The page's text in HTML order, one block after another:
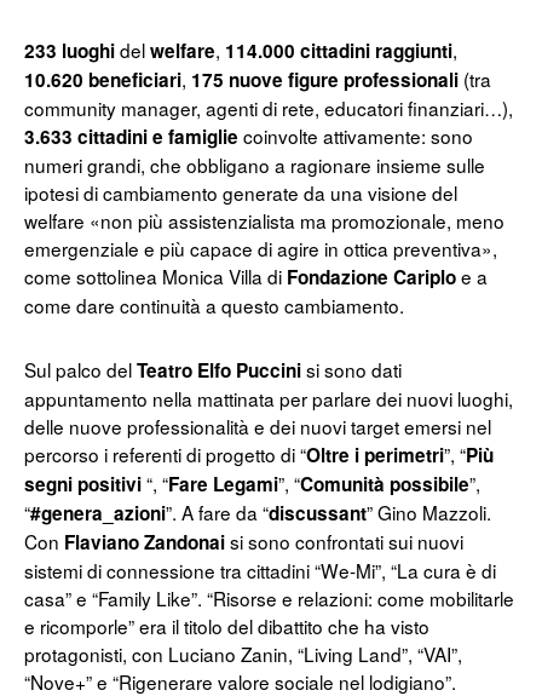
233 luoghidelwelfare, 114.000 cittadini raggiunti,
10.620 beneficiari, 175 nuove figure professionali (tra
community manager, agenti di rete, educatori finanziari…),
3.633 cittadini e famiglie coinvolte attivamente: sono
numeri grandi, che obbligano a ragionare insieme sulle
ipotesi di cambiamento generate da una visione del
welfare «non più assistenzialista ma promozionale, meno
emergenziale e più capace di agire in ottica preventiva»,
come sottolinea Monica Villa di Fondazione Cariploe a
come dare continuità a questo cambiamento.
Sul palco delTeatro Elfo Puccinisi sono dati
appuntamento nella mattinata per parlare dei nuovi luoghi,
delle nuove professionalità e dei nuovi target emersi nel
percorso i referenti di progetto di “Oltre i perimetri”, “Più
segni positivi“, “Fare Legami”, “Comunità possibile”,
“#genera_azioni”. A fare da “discussant” Gino Mazzoli.
Con Flaviano Zandonaisi sono confrontati sui nuovi
sistemi di connessione tra cittadini “We-Mi”, “La cura è di
casa” e “Family Like”. “Risorse e relazioni: come mobilitarle
e ricomporle” era il titolo del dibattito che ha visto
protagonisti, con Luciano Zanin, “Living Land”, “VAI”,
“Nove+” e “Rigenerare valore sociale nel lodigiano”.